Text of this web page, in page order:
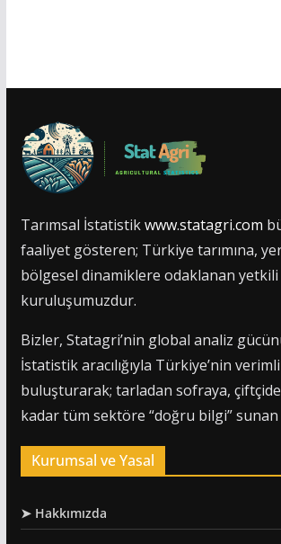
Tarımsal İstatistikwww.statagri.com
faaliyet gösteren; Türkiye tarımına,
bölgesel dinamiklere odaklanan
kuruluşumuzdur.
Bizler, Statagri’nin global analiz
İstatistik aracılığıyla Türkiye’nin
buluşturarak; tarladan sofraya,
kadar tüm sektöre “doğru bilgi”
Kurumsal ve Yasal
➤ Hakkımızda